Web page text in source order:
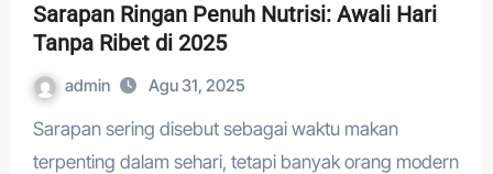
Sarapan Ringan Penuh Nutrisi: Awali Hari
Tanpa Ribet di 2025
admin Agu 31, 2025
Sarapan sering disebut sebagai waktu makan
terpenting dalam sehari, tetapi banyak orang modern